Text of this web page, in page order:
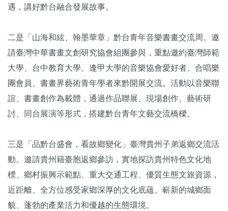
遇，講好黔台融合發展故事。
二是「山海和絃、翰墨華章」黔台青年音樂書畫交流周。邀
請臺灣中華書畫文創研究協會組團參與，重點邀約臺灣師範
大學、台中教育大學、逢甲大學的音樂協會愛好者、合唱樂
團會員、書畫界藝術青年學者來黔開展交流。活動以音樂聯
誼、書畫創作為載體，通過作品聯展、現場創作、藝術研
討、同台展演等形式，搭建黔台青年文藝交流橋樑。
三是「品黔台盛會，看故鄉變化」臺灣貴州子弟返鄉交流活
動。邀請貴州籍臺胞返鄉參訪，實地探訪貴州特色文化地
標、鄉村振興示範點、重大交通工程、優質生態文旅資源，
近距離、全方位感受家鄉深厚的文化底蘊、嶄新的城鄉面
貌、蓬勃的產業活力和優越的生態環境。